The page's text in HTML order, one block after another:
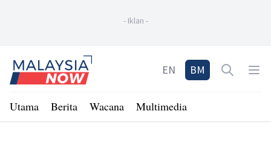
- Iklan -
Home
EN BM Open
Utama Berita Wacana Multimedia